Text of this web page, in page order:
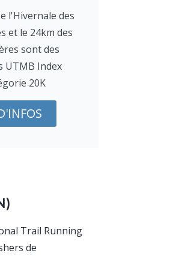
l'Hivernale des
et le 24km des
sont des
UTMB Index
20K
Trail Running
de